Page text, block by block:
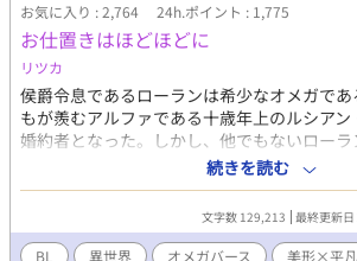
お気に入り : 2,764 24h.ポイント : 1,775
お仕置きはほどほどに
リツカ
侯爵令息であるローランは希少なオメガで
もが羨むアルファである十歳年上のルシア
婚約者となった。しかし、他でもないロー
心では嫌がっていた。ローランは同い年くら
たかったのだ。 避けたくても避けられない
ある日、ローランの学園に異世界の少女
ちてくる。 ユズリハのお披露目パーティー
ンはルシアンとユズリハをくっつけようと
続きを読む
文字数 129,213 最終更新
BL 異世界 オメガバース 美形×平凡